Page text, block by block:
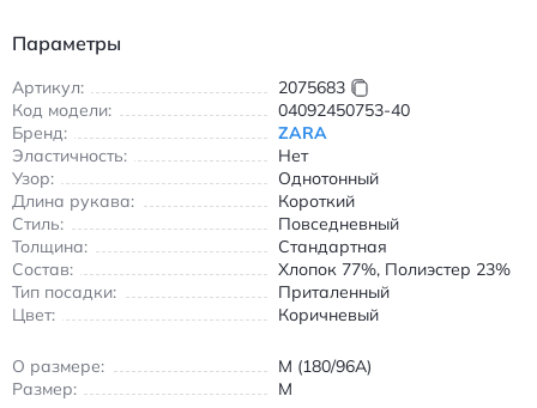
воздухопроницаемость, делая его идеальным выбором для
теплых дней. Приталенный крой подчеркивает фигуру,
сохраняя при этом свободу движений.
Классический отложной воротник и короткий рукав создают
лаконичный образ, легко сочетающийся с джинсами, шортами
или классическими брюками. Однотонная расцветка
шоколадного оттенка позволяет использовать модель как
основу для разнообразных повседневных луков. Ткань с
нулевой эластичностью сохраняет форму даже после
множества стирок.
сушка в расправленном виде, глажка при низкой
температуре. Такой подход сохранит структуру вафельной
Параметры
Артикул:
2075683
Код модели:
04092450753-40
Бренд:
ZARA
Эластичность:
Нет
Узор:
Однотонный
Длина рукава:
Короткий
Стиль:
Повседневный
Толщина:
Стандартная
Состав:
Хлопок 77%, Полиэстер 23%
Тип посадки:
Приталенный
Цвет:
Коричневый
О размере:
M (180/96A)
Размер:
M